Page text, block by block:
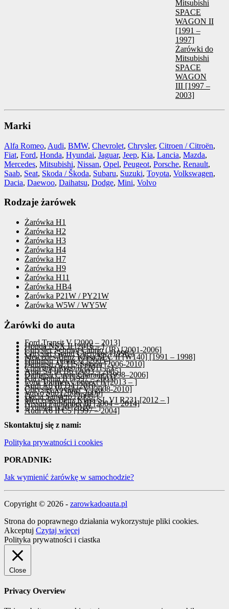
Mitsubishi
SPACE
WAGON II
[1991 –
1997]
Żarówki do
Mitsubishi
SPACE
WAGON
III [1997 –
2003]
Marki
Alfa Romeo, Audi, BMW, Chevrolet, Chrysler, Citroen / Citroën,
Fiat, Ford, Honda, Hyundai, Jaguar, Jeep, Kia, Lancia, Mazda,
Mercedes, Mitsubishi, Nissan, Opel, Peugeot, Porsche, Renault,
Saab, Seat, Skoda / Škoda, Subaru, Suzuki, Toyota, Volkswagen,
Dacia, Daewoo, Daihatsu, Dodge, Mini, Volvo
Rodzaje żarówek
Żarówka H1
Żarówka H2
Żarówka H3
Żarówka H4
Żarówka H7
Żarówka H9
Żarówka H11
Żarówka HB4
Żarówka P21W / PY21W
Żarówka W5W / WY5W
Żarówki do auta
Ford Transit V [2000 – 2013]
Honda NSX II [2016 – ]
Chrysler Sebring Cabrio (JR) [2001-2006]
Chrysler Grand Cherokee [1998-]
Mercedes-Benz Klasa SEC II [W140] [1991 – 1998]
Daihatsu Terios J2 [2005-]
Daihatsu ALTIS Saloon [2006-2010]
Chevrolet Aveo II [2011 – ]
Audi S4 III B6 [2003 – 2005]
Daihatsu Cuore/Charade [1998–2006]
Kia Sephia II [1997 – 2003]
Ford Tourneo Connect II [2013 – ]
Audi A8 III D4 [2010 – ]
Chrysler Voyager V [2008-2010]
Volvo S80 [2006–2009]
Dacia Sandero [2008-]
Mercedes-Benz Klasa SL VI R231 [2012 – ]
Nissan Pathfinder III [2004 – 2014]
Hyundai ix20 [2010 – ]
Audi A6 II C5 [1997 – 2004]
Skontaktuj się z nami:
Polityka prywatności i cookies
PORADNIK:
Jak wymienić żarówkę w samochodzie?
Copyright © 2026 - zarowkadoauta.pl
Strona do poprawnego działania wykorzystuje pliki cookies.
Akceptuj Czytaj więcej
Polityka prywatności i ciastka
Close
Privacy Overview